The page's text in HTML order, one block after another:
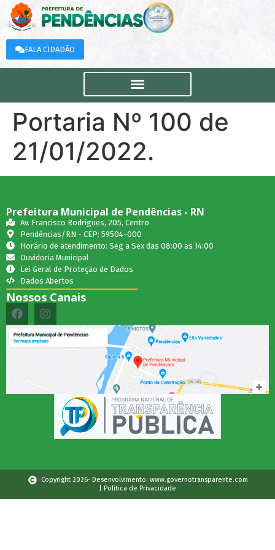
FALA CIDADÃO
Portaria Nº 100 de
21/01/2022.
Prefeitura Municipal de Pendências - RN
Av. Francisco Rodrigues, 205, Centro
Pendências/RN - CEP: 59504-000
Horário de atendimento: Seg a Sex das 08:00 as 14:00
Ouvidoria Municipal
Lei Geral de Proteção de Dados
Dados Abertos
Nossos Canais
Copyright 2026- Desenvolvimento: www.governotransparente.com
| Política de Privacidade